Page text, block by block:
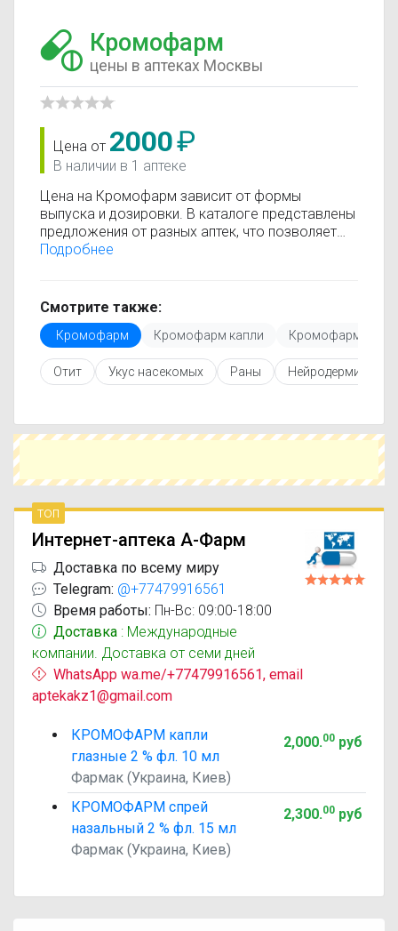
Кромофарм
цены в аптеках Москвы
Цена от 2000₽
В наличии в 1 аптеке
Цена на Кромофарм зависит от формы
выпуска и дозировки. В каталоге представлены
предложения от разных аптек, что позволяет
быстро найти, где купить Кромофарм по
только актуальные данные.
Перед покупкой рекомендуется ознакомиться с
инструкцией по применению, показаниями и
противопоказаниями. При необходимости вы
можете подобрать аналоги Кромофарм с
Чтобы купить Кромофарм в ближайшей аптеке,
укажите свой город и сравните предложения.
оптимальный вариант по цене и наличию.
Подробнее
Смотрите также:
Кромофарм Кромофарм капли Кромофарм спрей
Отит Укус насекомых Раны Нейродермит
топ
Интернет-аптека А-Фарм
Доставка по всему миру
Telegram: @+77479916561
Время работы: Пн-Вс: 09:00-18:00
Доставка : Международные
компании. Доставка от семи дней
WhatsApp wa.me/+77479916561, email
aptekakz1@gmail.com
КРОМОФАРМ капли
глазные 2 % фл. 10 мл
Фармак (Украина, Киев)
2,000.00руб
КРОМОФАРМ спрей
назальный 2 % фл. 15 мл
Фармак (Украина, Киев)
2,300.00руб